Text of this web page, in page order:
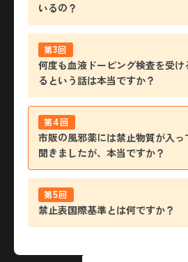
いるの？
第3回
何度も血液ドーピング検査を受け
るという話は本当ですか？
第4回
市販の風邪薬には禁止物質が入っ
聞きましたが、本当ですか？
第5回
禁止表国際基準とは何ですか？